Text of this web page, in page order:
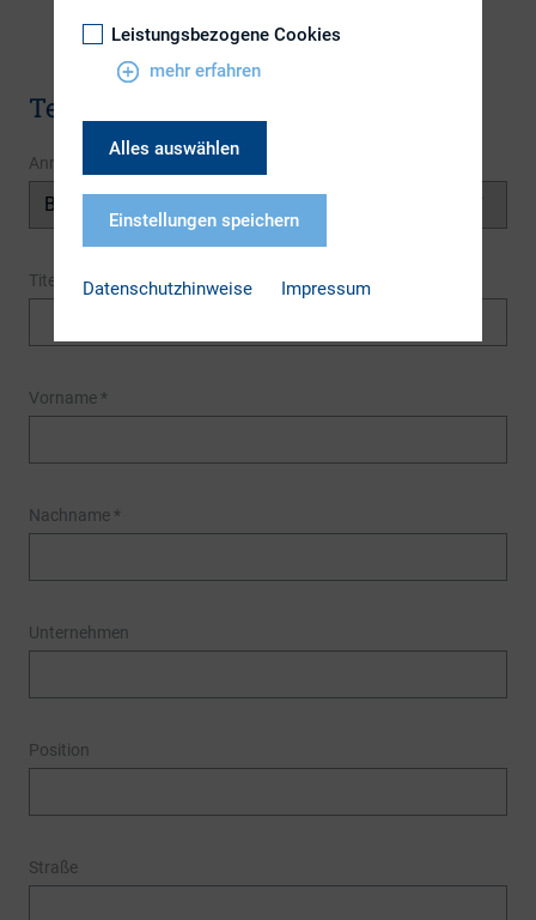
Terminanmeldung
Anrede
Titel
Vorname *
Nachname *
Unternehmen
Position
Straße
Leistungsbezogene Cookies
mehr erfahren
Alles auswählen
Einstellungen speichern
Datenschutzhinweise Impressum